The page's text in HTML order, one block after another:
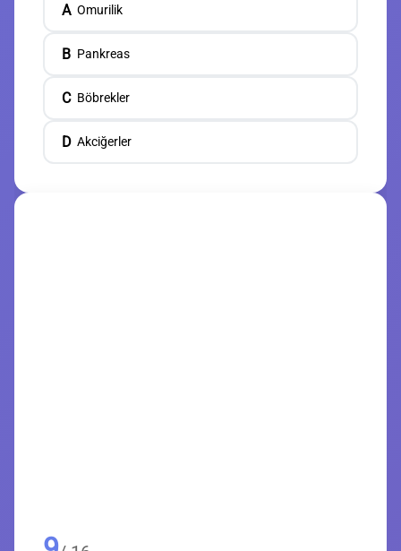
A Omurilik
B Pankreas
C Böbrekler
D Akciğerler